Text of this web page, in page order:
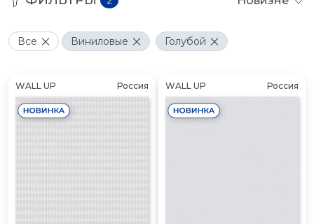
Все Виниловые Голубой
WALL UP Россия WALL UP Россия